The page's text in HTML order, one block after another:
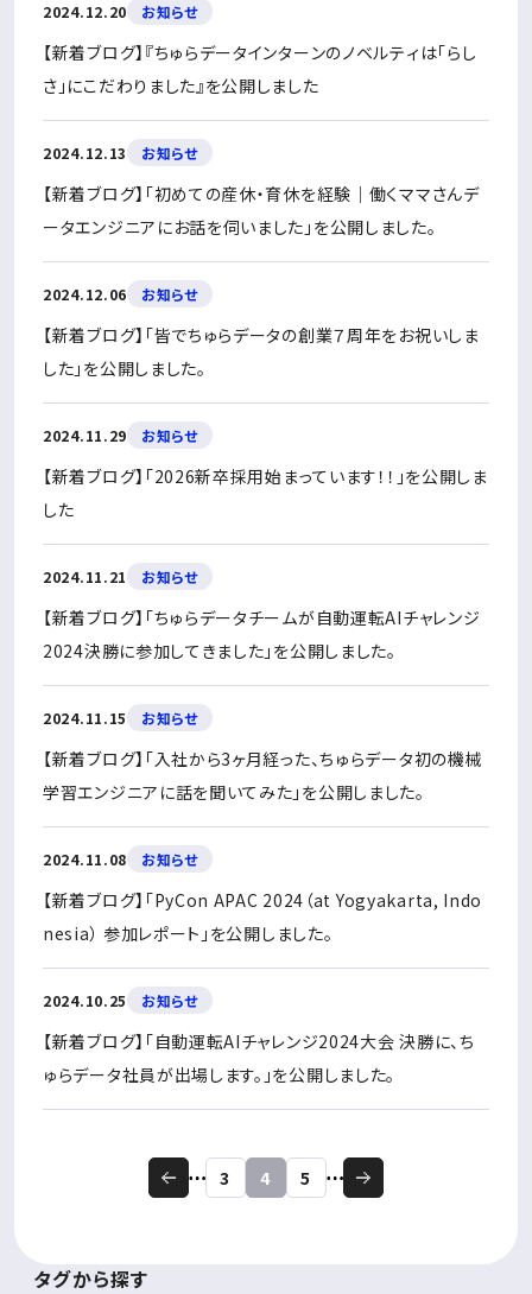
2024.12.20 お知らせ
【新着ブログ】『ちゅらデータインターンのノベルティは「らし
さ」にこだわりました』を公開しました
2024.12.13 お知らせ
【新着ブログ】「初めての産休・育休を経験｜働くママさんデ
ータエンジニアにお話を伺いました」を公開しました。
2024.12.06 お知らせ
【新着ブログ】「皆でちゅらデータの創業７周年をお祝いしま
した」を公開しました。
2024.11.29 お知らせ
【新着ブログ】「2026新卒採用始まっています！！」を公開しま
した
2024.11.21 お知らせ
【新着ブログ】「ちゅらデータチームが自動運転AIチャレンジ
2024決勝に参加してきました」を公開しました。
2024.11.15 お知らせ
【新着ブログ】「入社から3ヶ月経った、ちゅらデータ初の機械
学習エンジニアに話を聞いてみた」を公開しました。
2024.11.08 お知らせ
【新着ブログ】「PyCon APAC 2024（at Yogyakarta, Indo
nesia） 参加レポート」を公開しました。
2024.10.25 お知らせ
【新着ブログ】「自動運転AIチャレンジ2024大会 決勝に、ち
ゅらデータ社員が出場します。」を公開しました。
3 4 5
タグから探す